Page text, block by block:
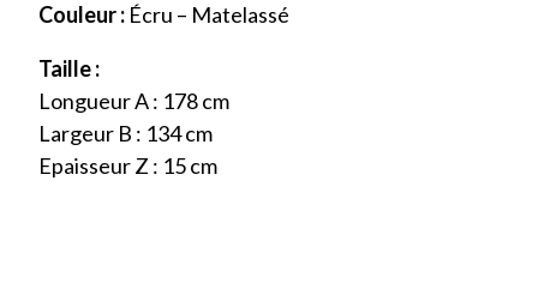
Couleur : Écru – Matelassé
Taille :
Longueur A : 178 cm
Largeur B : 134 cm
Epaisseur Z : 15 cm